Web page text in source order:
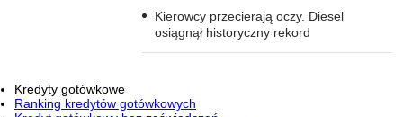
Kierowcy przecierają oczy. Diesel
osiągnął historyczny rekord
Kredyty gotówkowe
Ranking kredytów gotówkowych